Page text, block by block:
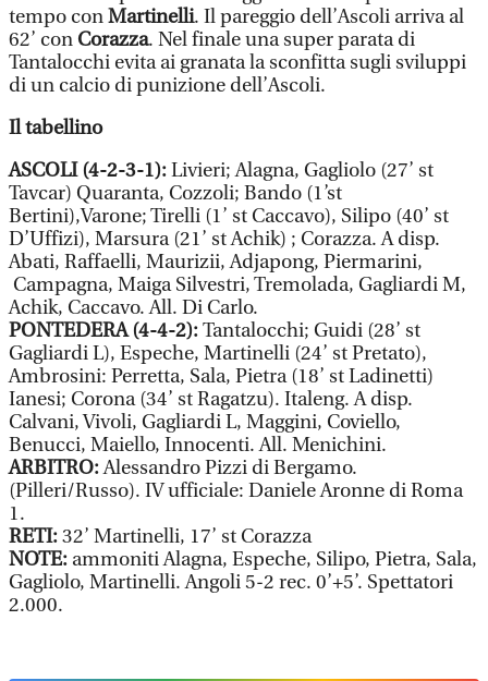
tempo conMartinelli. Il pareggio dell’Ascoli arriva al
62’ con Corazza. Nel finale una super parata di
Tantalocchi evita ai granata la sconfitta sugli sviluppi
di un calcio di punizione dell’Ascoli.
Il tabellino
ASCOLI (4-2-3-1):Livieri; Alagna, Gagliolo (27’ st
Tavcar) Quaranta, Cozzoli; Bando (1’st
Bertini),Varone; Tirelli (1’ st Caccavo), Silipo (40’ st
D’Uffizi), Marsura (21’ st Achik) ; Corazza. A disp.
Abati, Raffaelli, Maurizii, Adjapong, Piermarini,
Campagna, Maiga Silvestri, Tremolada, Gagliardi M,
Achik, Caccavo. All. Di Carlo.
PONTEDERA (4-4-2):Tantalocchi; Guidi (28’ st
Gagliardi L), Espeche, Martinelli (24’ st Pretato),
Ambrosini: Perretta, Sala, Pietra (18’ st Ladinetti)
Ianesi; Corona (34’ st Ragatzu). Italeng. A disp.
Calvani, Vivoli, Gagliardi L, Maggini, Coviello,
Benucci, Maiello, Innocenti. All. Menichini.
ARBITRO:Alessandro Pizzi di Bergamo.
(Pilleri/Russo). IV ufficiale: Daniele Aronne di Roma
1.
RETI:32’ Martinelli, 17’ st Corazza
NOTE: ammoniti Alagna, Espeche, Silipo, Pietra, Sala,
Gagliolo, Martinelli. Angoli 5-2 rec. 0’+5’. Spettatori
2.000.